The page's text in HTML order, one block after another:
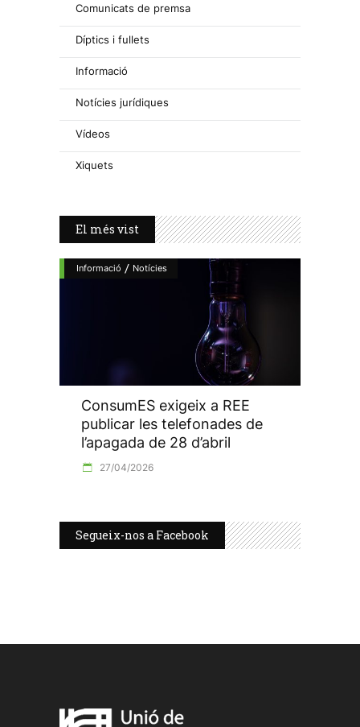
Comunicats de premsa
Díptics i fullets
Informació
Notícies jurídiques
Vídeos
Xiquets
El més vist
Informació / Notícies
ConsumES exigeix a REE
publicar les telefonades de
l’apagada de 28 d’abril
27/04/2026
Segueix-nos a Facebook